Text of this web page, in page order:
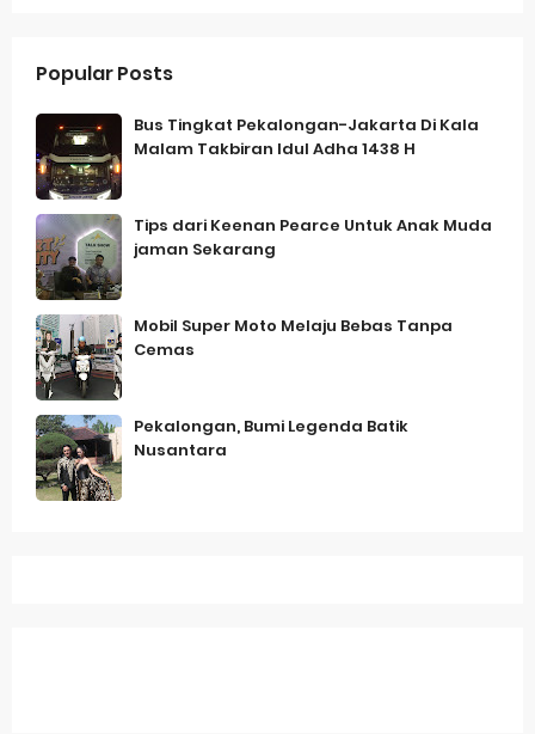
Popular Posts
Bus Tingkat Pekalongan-Jakarta Di Kala
Malam Takbiran Idul Adha 1438 H
Tips dari Keenan Pearce Untuk Anak Muda
jaman Sekarang
Mobil Super Moto Melaju Bebas Tanpa
Cemas
Pekalongan, Bumi Legenda Batik
Nusantara